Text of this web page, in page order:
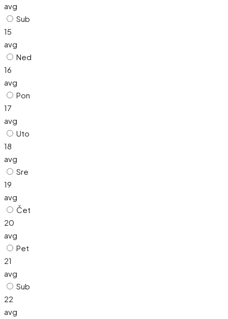
avg
Sub
15
avg
Ned
16
avg
Pon
17
avg
Uto
18
avg
Sre
19
avg
Čet
20
avg
Pet
21
avg
Sub
22
avg